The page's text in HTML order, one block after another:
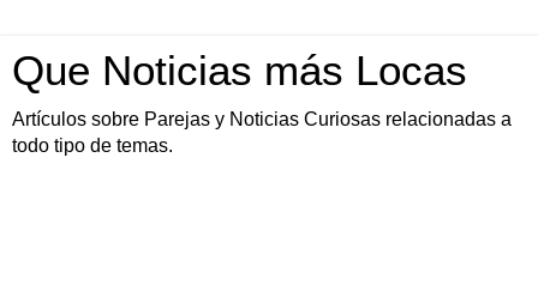
Que Noticias más Locas
Artículos sobre Parejas y Noticias Curiosas relacionadas a
todo tipo de temas.